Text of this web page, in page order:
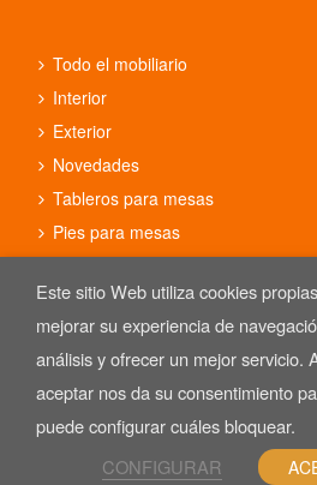
Todo el mobiliario
Interior
Exterior
Novedades
Tableros para mesas
Pies para mesas
Copyright © 2025 REYMA mobiliario de
Aviso Legal
Política de
Este sitio Web utiliza cookies
mejorar su experiencia de
análisis y ofrecer un mejor servicio.
aceptar nos da su consentimiento
puede configurar cuáles bloquear.
CONFIGURAR